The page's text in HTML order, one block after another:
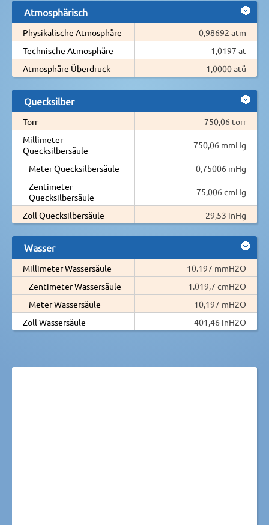
Atmosphärisch
Physikalische Atmosphäre
0,98692 atm
Technische Atmosphäre
1,0197 at
Atmosphäre Überdruck
1,0000 atü
Quecksilber
Torr
750,06 torr
Millimeter
Quecksilbersäule
750,06 mmHg
Meter Quecksilbersäule
0,75006 mHg
Zentimeter
Quecksilbersäule
75,006 cmHg
Zoll Quecksilbersäule 29,53 inHg
Wasser
Millimeter Wassersäule
10.197 mmH2O
Zentimeter Wassersäule
1.019,7 cmH2O
Meter Wassersäule
10,197 mH2O
Zoll Wassersäule
401,46 inH2O